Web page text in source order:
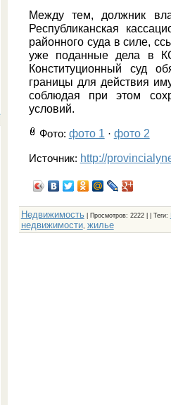
Между тем, должник
Республиканская
районного суда в силе,
уже поданные дела в
Конституционный суд
границы для действия
соблюдая при этом
условий.
Фото: фото 1 · фото 2
Источник: http://
Недвижимость| Просмотров: 2222 | | Теги:
недвижимости, жилье